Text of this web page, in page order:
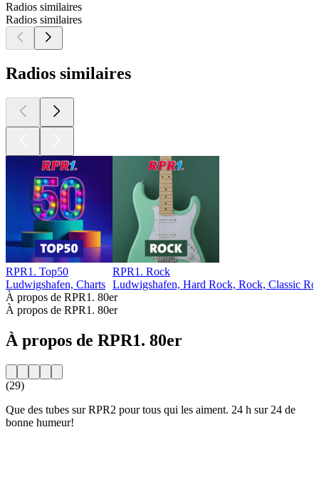
Radios similaires
Radios similaires
Radios similaires
RPR1. Top50
Ludwigshafen, Charts
RPR1. Rock
Ludwigshafen, Hard Rock, Rock, Classic
À propos de RPR1. 80er
À propos de RPR1. 80er
À propos de RPR1. 80er
(29)
Que des tubes sur RPR2 pour tous qui les aiment. 24 h sur 24 de
bonne humeur!